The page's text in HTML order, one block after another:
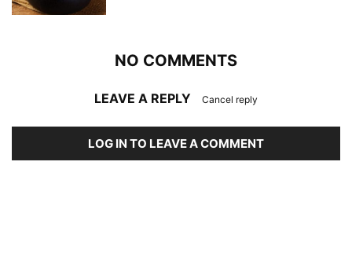
NO COMMENTS
LEAVE A REPLY Cancel reply
LOG IN TO LEAVE A COMMENT